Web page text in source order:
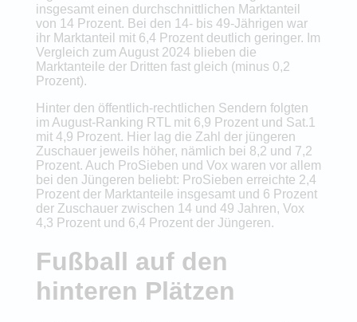
insgesamt einen durchschnittlichen Marktanteil
von 14 Prozent. Bei den 14- bis 49-Jährigen war
ihr Marktanteil mit 6,4 Prozent deutlich geringer. Im
Vergleich zum August 2024 blieben die
Marktanteile der Dritten fast gleich (minus 0,2
Prozent).
Hinter den öffentlich-rechtlichen Sendern folgten
im August-Ranking RTL mit 6,9 Prozent und Sat.1
mit 4,9 Prozent. Hier lag die Zahl der jüngeren
Zuschauer jeweils höher, nämlich bei 8,2 und 7,2
Prozent. Auch ProSieben und Vox waren vor allem
bei den Jüngeren beliebt: ProSieben erreichte 2,4
Prozent der Marktanteile insgesamt und 6 Prozent
der Zuschauer zwischen 14 und 49 Jahren, Vox
4,3 Prozent und 6,4 Prozent der Jüngeren.
Fußball auf den
hinteren Plätzen